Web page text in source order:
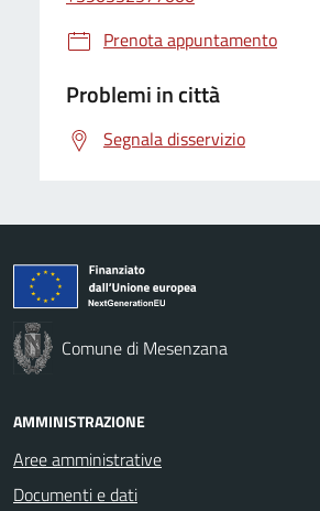
Prenota appuntamento
Problemi in città
Segnala disservizio
Comune di Mesenzana
AMMINISTRAZIONE
Aree amministrative
Documenti e dati